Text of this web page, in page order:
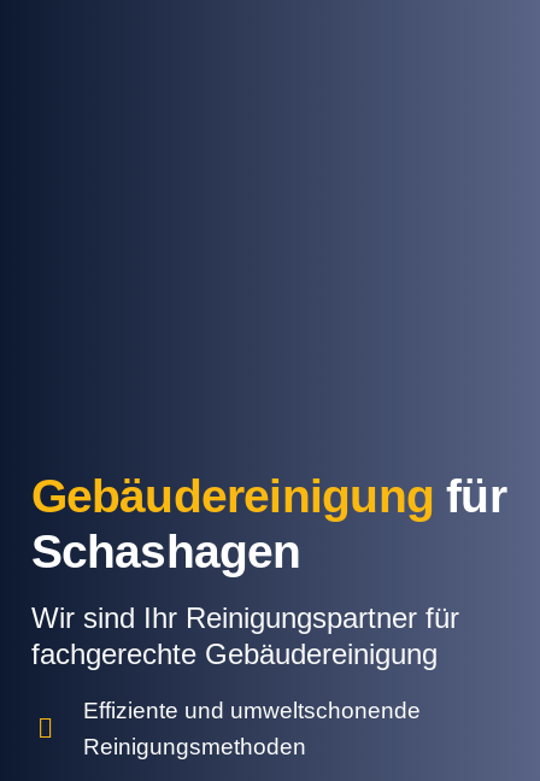
Gebäudereinigung für
Schashagen
Wir sind Ihr Reinigungspartner für
fachgerechte Gebäudereinigung
Effiziente und umweltschonende
Reinigungsmethoden